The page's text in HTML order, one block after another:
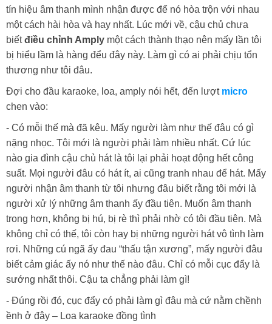
tín hiệu âm thanh mình nhận được để nó hòa trộn với nhau
một cách hài hòa và hay nhất. Lúc mới về, cậu chủ chưa
biếtđiều chỉnh Amply một cách thành thạo nên mấy lần tôi
bị hiểu lầm là hàng đểu đây này. Làm gì có ai phải chịu tổn
thương như tôi đâu.
Đợi cho đầu karaoke, loa, amply nói hết, đến lượt micro
chen vào:
- Có mỗi thế mà đã kêu. Mấy người làm như thế đâu có gì
nặng nhọc. Tôi mới là người phải làm nhiều nhất. Cứ lúc
nào gia đình cậu chủ hát là tôi lại phải hoạt động hết công
suất. Mọi người đâu có hát ít, ai cũng tranh nhau để hát. Mấy
người nhận âm thanh từ tôi nhưng đâu biết rằng tôi mới là
người xử lý những âm thanh ấy đầu tiên. Muốn âm thanh
trong hơn, không bị hú, bị rè thì phải nhờ có tôi đầu tiên. Mà
không chỉ có thế, tôi còn hay bị những người hát vô tình làm
rơi. Những cú ngã ấy đau “thấu tận xương”, mấy người đâu
biết cảm giác ấy nó như thế nào đâu. Chỉ có mỗi cục đẩy là
sướng nhất thôi. Cậu ta chẳng phải làm gì!
- Đúng rồi đó, cục đẩy có phải làm gì đâu mà cứ nằm chềnh
ềnh ở đây – Loa karaoke đồng tình